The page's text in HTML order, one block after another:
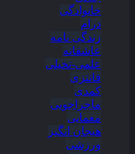
خانوادگی
درام
زندگی نامه
عاشقانه
علمی-تخیلی
فانتزی
کمدی
ماجراجویی
معمایی
هیجان انگیز
ورزشی